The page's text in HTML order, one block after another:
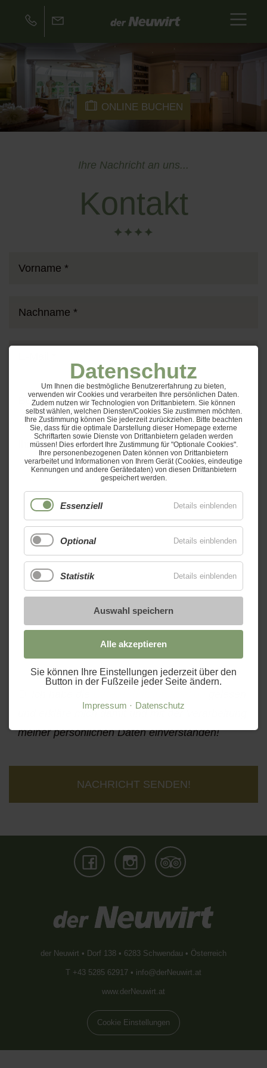
ONLINE BUCHEN
Ihre Nachricht an uns...
Kontakt
und erkläre mich damit und mit der Verarbeitung
meiner persönlichen Daten einverstanden!
NACHRICHT SENDEN!
der Neuwirt • Dorf 138 • 6283 Schwendau • Österreich
T +43 5285 62917 • info@derNeuwirt.at
www.derNeuwirt.at
Cookie Einstellungen
Datenschutz
Um Ihnen die bestmögliche Benutzererfahrung zu bieten,
verwenden wir Cookies und verarbeiten Ihre persönlichen Daten.
Zudem nutzen wir Technologien von Drittanbietern. Sie können
selbst wählen, welchen Diensten/Cookies Sie zustimmen möchten.
Ihre Zustimmung können Sie jederzeit zurückziehen. Bitte beachten
Sie, dass für die optimale Darstellung dieser Homepage externe
Schriftarten sowie Dienste von Drittanbietern geladen werden
müssen! Dies erfordert Ihre Zustimmung für "Optionale Cookies".
Ihre personenbezogenen Daten können von Drittanbietern
verarbeitet und Informationen von Ihrem Gerät (Cookies, eindeutige
Kennungen und andere Gerätedaten) von diesen Drittanbietern
gespeichert werden.
Essenziell Details einblenden
Optional Details einblenden
Statistik Details einblenden
Auswahl speichern
Alle akzeptieren
Sie können Ihre Einstellungen jederzeit über den
Button in der Fußzeile jeder Seite ändern.
Impressum Datenschutz